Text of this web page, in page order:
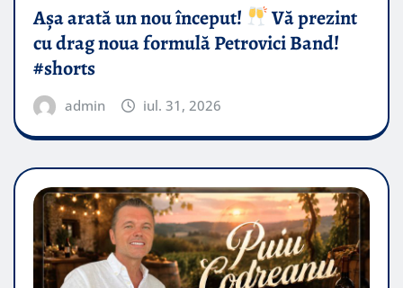
Așa arată un nou început!
Vă prezint
cu drag noua formulă Petrovici Band!
#shorts
admin iul. 31, 2026